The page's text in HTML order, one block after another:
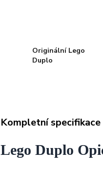
Originální Lego
Duplo
Kompletní specifikace
Lego Duplo